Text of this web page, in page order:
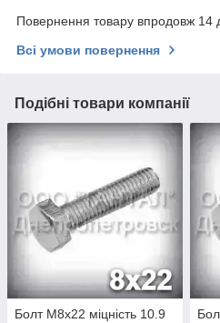
Повернення товару впродовж 14
Всі умови повернення
Подібні товари компанії
Болт М8х22 міцність 10.9